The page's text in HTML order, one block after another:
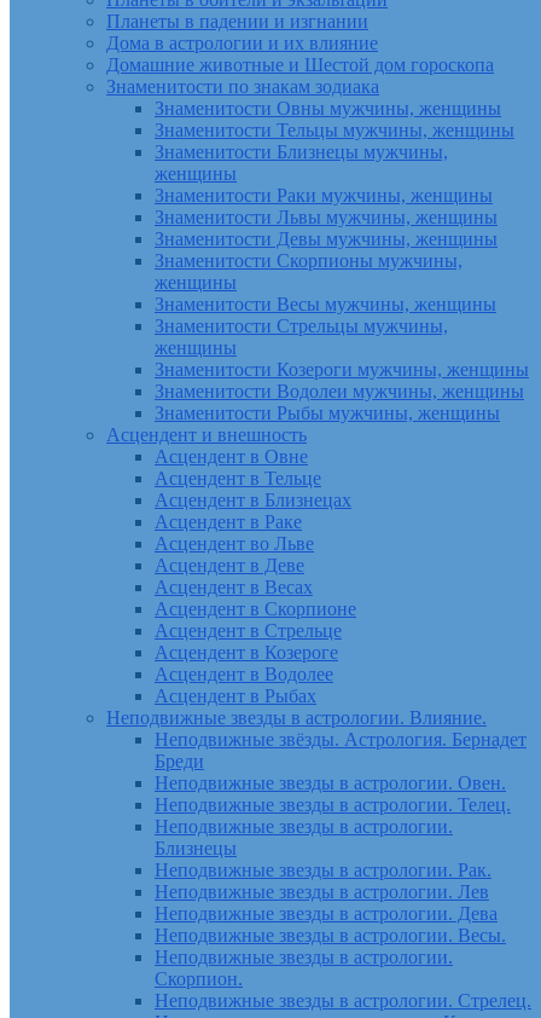
Планеты в падении и изгнании
Дома в астрологии и их влияние
Домашние животные и Шестой дом гороскопа
Знаменитости по знакам зодиака
Знаменитости Овны мужчины, женщины
Знаменитости Тельцы мужчины, женщины
Знаменитости Близнецы мужчины,
женщины
Знаменитости Раки мужчины, женщины
Знаменитости Львы мужчины, женщины
Знаменитости Девы мужчины, женщины
Знаменитости Скорпионы мужчины,
женщины
Знаменитости Весы мужчины, женщины
Знаменитости Стрельцы мужчины,
женщины
Знаменитости Козероги мужчины, женщины
Знаменитости Водолеи мужчины, женщины
Знаменитости Рыбы мужчины, женщины
Асцендент и внешность
Асцендент в Овне
Асцендент в Тельце
Асцендент в Близнецах
Асцендент в Раке
Асцендент во Льве
Асцендент в Деве
Асцендент в Весах
Асцендент в Скорпионе
Асцендент в Стрельце
Асцендент в Козероге
Асцендент в Водолее
Асцендент в Рыбах
Неподвижные звезды в астрологии. Влияние.
Неподвижные звёзды. Астрология. Бернадет
Бреди
Неподвижные звезды в астрологии. Овен.
Неподвижные звезды в астрологии. Телец.
Неподвижные звезды в астрологии.
Близнецы
Неподвижные звезды в астрологии. Рак.
Неподвижные звезды в астрологии. Лев
Неподвижные звезды в астрологии. Дева
Неподвижные звезды в астрологии. Весы.
Неподвижные звезды в астрологии.
Скорпион.
Неподвижные звезды в астрологии. Стрелец.